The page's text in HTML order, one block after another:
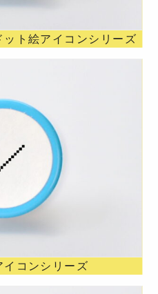
ト絵アイコンシリーズ
コンシリーズ